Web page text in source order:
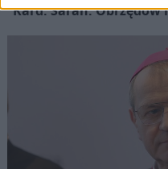
Kard. Sarah: